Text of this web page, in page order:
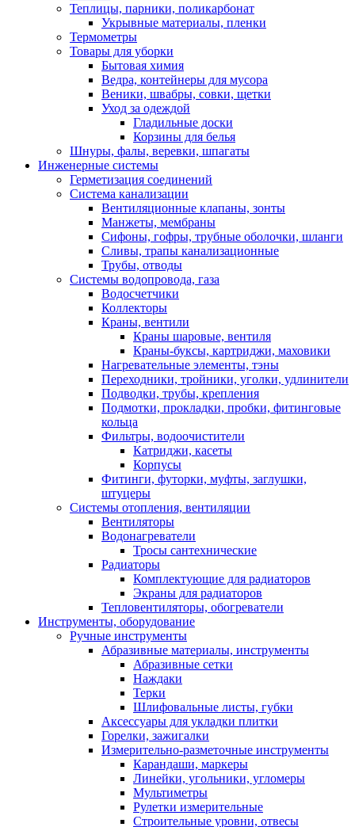
Теплицы, парники, поликарбонат
Укрывные материалы, пленки
Термометры
Товары для уборки
Бытовая химия
Ведра, контейнеры для мусора
Веники, швабры, совки, щетки
Уход за одеждой
Гладильные доски
Корзины для белья
Шнуры, фалы, веревки, шпагаты
Инженерные системы
Герметизация соединений
Система канализации
Вентиляционные клапаны, зонты
Манжеты, мембраны
Сифоны, гофры, трубные оболочки, шланги
Сливы, трапы канализационные
Трубы, отводы
Системы водопровода, газа
Водосчетчики
Коллекторы
Краны, вентили
Краны шаровые, вентиля
Краны-буксы, картриджи, маховики
Нагревательные элементы, тэны
Переходники, тройники, уголки, удлинители
Подводки, трубы, крепления
Подмотки, прокладки, пробки, фитинговые
кольца
Фильтры, водоочистители
Катриджи, касеты
Корпусы
Фитинги, футорки, муфты, заглушки,
штуцеры
Системы отопления, вентиляции
Вентиляторы
Водонагреватели
Тросы сантехнические
Радиаторы
Комплектующие для радиаторов
Экраны для радиаторов
Тепловентиляторы, обогреватели
Инструменты, оборудование
Ручные инструменты
Абразивные материалы, инструменты
Абразивные сетки
Наждаки
Терки
Шлифовальные листы, губки
Аксессуары для укладки плитки
Горелки, зажигалки
Измерительно-разметочные инструменты
Карандаши, маркеры
Линейки, угольники, угломеры
Мультиметры
Рулетки измерительные
Строительные уровни, отвесы